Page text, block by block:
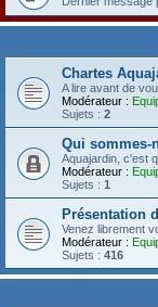
Chartes
A lire avant de
Modérateur :
Sujets : 2
Qui sommes-
Aquajardin, c'est
Modérateur :
Sujets : 1
Présentation
Venez librement
Modérateur :
Sujets : 416